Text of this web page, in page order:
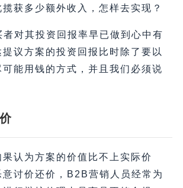
获多少额外收入，怎样去实现？
对其投资回报率早已做到心中有
议方案的投资回报比时除了要以
能用钱的方式，并且我们必须说
认为方案的价值比不上实际价
讨价还价，B2B营销人员经常为